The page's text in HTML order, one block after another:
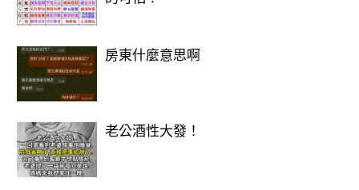
想知道財運狀況嗎？免費測驗
>>>>https://lihi.cc/Ozo8m
房東什麼意思啊
老公酒性大發！